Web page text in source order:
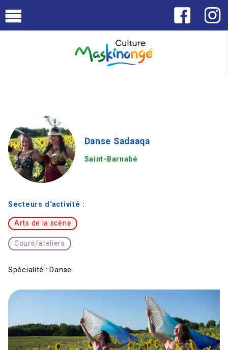
Danse Sadaaqa
Saint-Barnabé
Secteurs d'activité :
Arts de la scène
Cours/ateliers
Spécialité : Danse